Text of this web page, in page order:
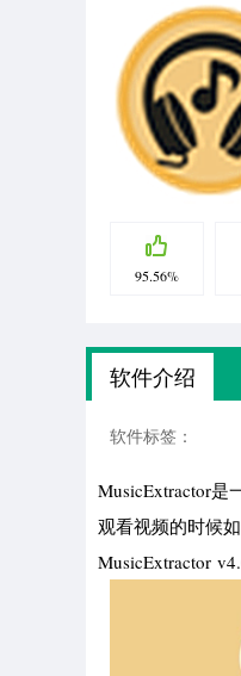
95.56%
软件介绍
软件标签：
MusicExtractor是
观看视频的时候
MusicExtractor